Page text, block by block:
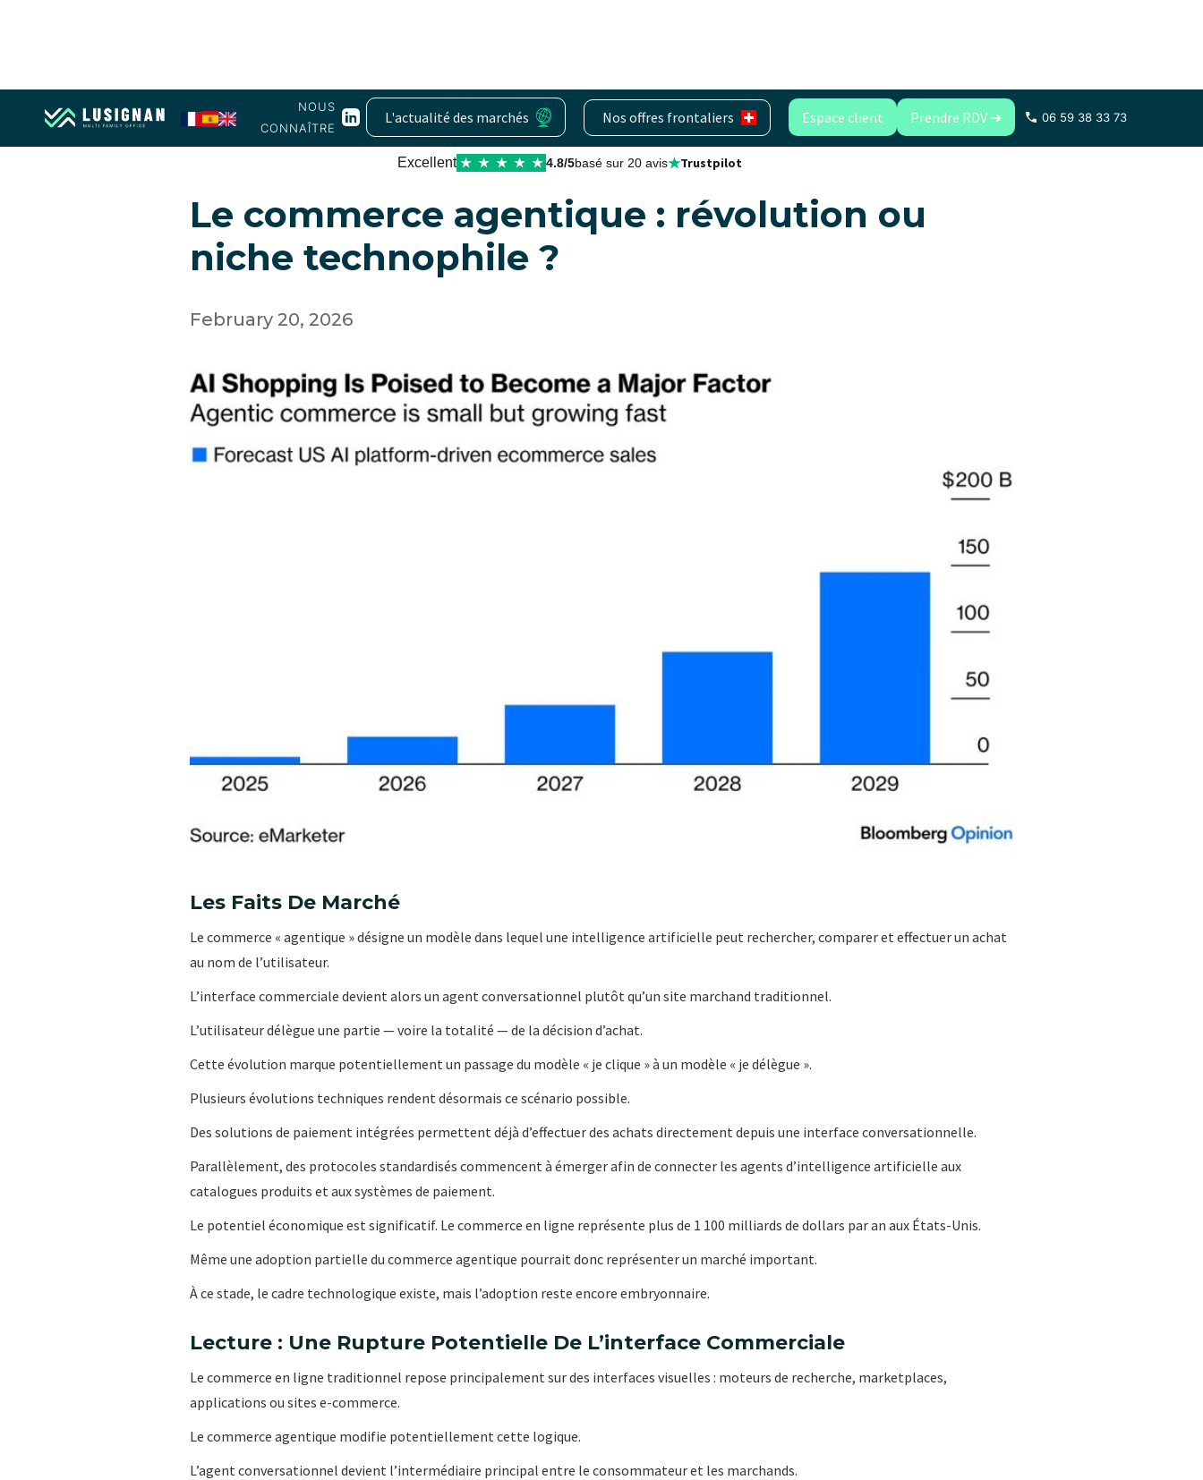
NOUS
CONNAÎTRE
06 59 38 33 73
L'actualité des marchés Nos offres frontaliers Espace client Prendre RDV ➜
Excellent ★ ★ ★ ★ ★ 4.8/5basé sur 20 avis★Trustpilot
Le commerce agentique : révolution ou
niche technophile ?
February 20, 2026
Les Faits De Marché
Le commerce « agentique » désigne un modèle dans lequel une intelligence artificielle peut rechercher, comparer et effectuer un achat
au nom de l’utilisateur.
L’interface commerciale devient alors un agent conversationnel plutôt qu’un site marchand traditionnel.
L’utilisateur délègue une partie — voire la totalité — de la décision d’achat.
Cette évolution marque potentiellement un passage du modèle « je clique » à un modèle « je délègue ».
Plusieurs évolutions techniques rendent désormais ce scénario possible.
Des solutions de paiement intégrées permettent déjà d’effectuer des achats directement depuis une interface conversationnelle.
Parallèlement, des protocoles standardisés commencent à émerger afin de connecter les agents d’intelligence artificielle aux
catalogues produits et aux systèmes de paiement.
Le potentiel économique est significatif. Le commerce en ligne représente plus de 1 100 milliards de dollars par an aux États-Unis.
Même une adoption partielle du commerce agentique pourrait donc représenter un marché important.
À ce stade, le cadre technologique existe, mais l’adoption reste encore embryonnaire.
Lecture : Une Rupture Potentielle De L’interface Commerciale
Le commerce en ligne traditionnel repose principalement sur des interfaces visuelles : moteurs de recherche, marketplaces,
applications ou sites e-commerce.
Le commerce agentique modifie potentiellement cette logique.
L’agent conversationnel devient l’intermédiaire principal entre le consommateur et les marchands.